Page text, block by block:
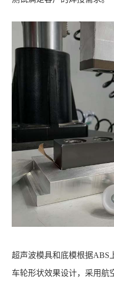
超声波模具和底模根据ABS
车轮形状效果设计，采用航